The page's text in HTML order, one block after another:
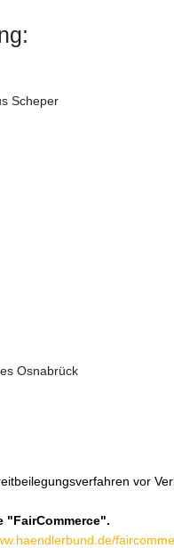
Scheper
Osnabrück
vor
"FairCommerce".